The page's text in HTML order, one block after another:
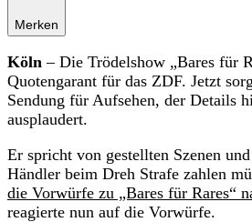
Merken
Köln – Die Trödelshow „Bares für
Quotengarant für das ZDF. Jetzt
Sendung für Aufsehen, der Details
ausplaudert.
Er spricht von gestellten Szenen
Händler beim Dreh Strafe zahlen
die Vorwürfe zu „Bares für Rares“
reagierte nun auf die Vorwürfe.